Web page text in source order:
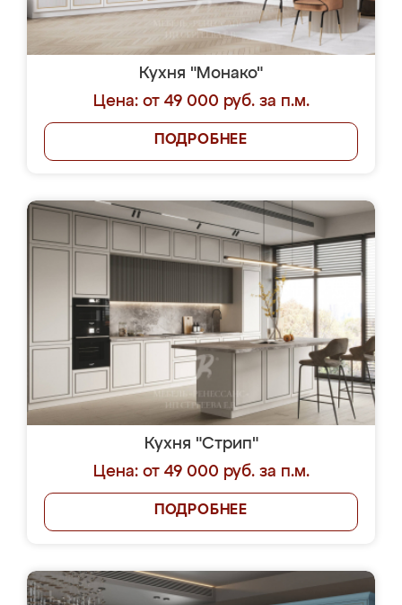
Кухня "Монако"
Цена: от 49 000 руб. за п.м.
ПОДРОБНЕЕ
Кухня "Стрип"
Цена: от 49 000 руб. за п.м.
ПОДРОБНЕЕ